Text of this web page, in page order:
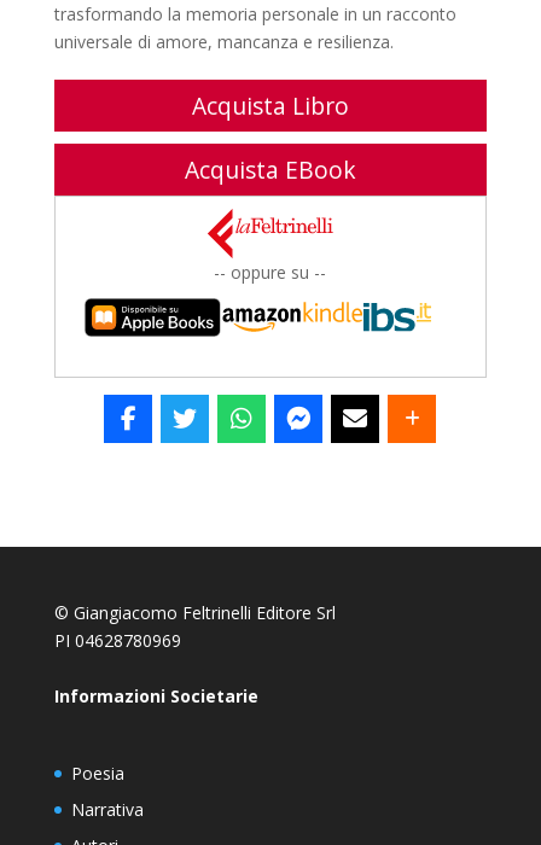
trasformando la memoria personale in un racconto
universale di amore, mancanza e resilienza.
Acquista Libro
Acquista EBook
-- oppure su --
© Giangiacomo Feltrinelli Editore Srl
PI 04628780969
Informazioni Societarie
Poesia
Narrativa